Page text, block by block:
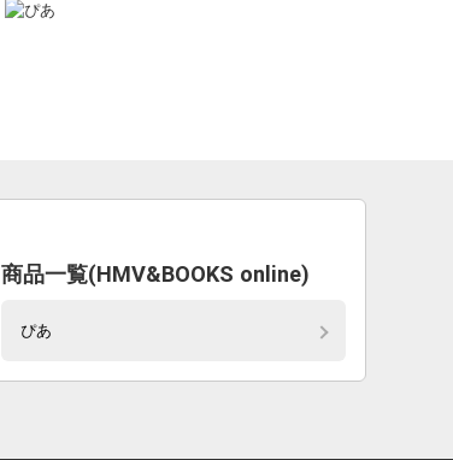
商品一覧(HMV&BOOKS online)
ぴあ